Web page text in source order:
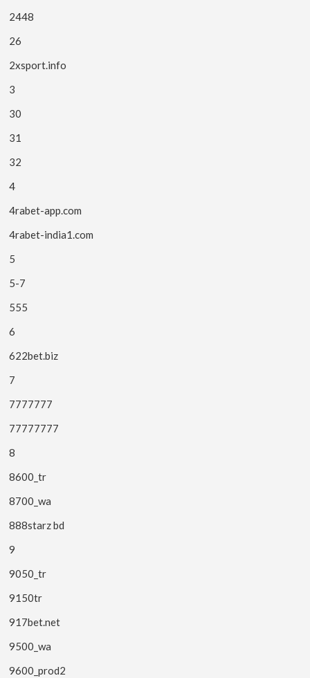
2448
26
2xsport.info
3
30
31
32
4
4rabet-app.com
4rabet-india1.com
5
5-7
555
6
622bet.biz
7
7777777
77777777
8
8600_tr
8700_wa
888starz bd
9
9050_tr
9150tr
917bet.net
9500_wa
9600_prod2